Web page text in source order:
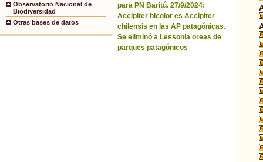
Observatorio Nacional de
Biodiversidad
Otras bases de datos
para PN Baritú. 27/9/2024:
Accipiter bicolor es Accipiter
chilensis en las AP patagónicas.
Se eliminó a Lessonia oreas de
parques patagónicos